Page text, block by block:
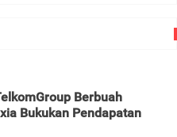
Berbuah
Bukukan Pendapatan